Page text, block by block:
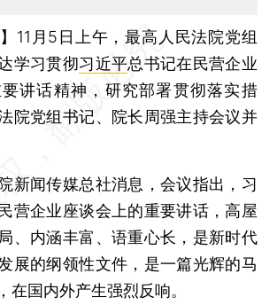
11月5日上午，最高人民法院党组
学习贯彻习近平总书记在民营企业
讲话精神，研究部署贯彻落实措
院党组书记、院长周强主持会议并
闻传媒总社消息，会议指出，习
营企业座谈会上的重要讲话，高屋
、内涵丰富、语重心长，是新时代
展的纲领性文件，是一篇光辉的马
在国内外产生强烈反响。